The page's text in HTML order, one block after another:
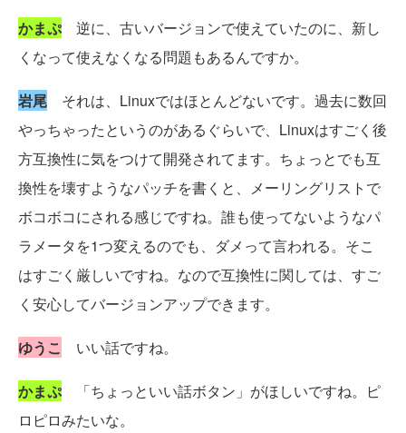
かまぷ逆に、古いバージョンで使えていたのに、新し
くなって使えなくなる問題もあるんですか。
岩尾 それは、Linuxではほとんどないです。過去に数回
やっちゃったというのがあるぐらいで、Linuxはすごく後
方互換性に気をつけて開発されてます。ちょっとでも互
換性を壊すようなパッチを書くと、メーリングリストで
ボコボコにされる感じですね。誰も使ってないようなパ
ラメータを1つ変えるのでも、ダメって言われる。そこ
はすごく厳しいですね。なので互換性に関しては、すご
く安心してバージョンアップできます。
ゆうこ いい話ですね。
かまぷ「ちょっといい話ボタン」がほしいですね。ピ
ロピロみたいな。